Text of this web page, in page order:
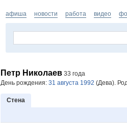
афиша новости работа видео
Петр Николаев 33 года
День рождения: 31 августа 1992 (Дева).
Стена